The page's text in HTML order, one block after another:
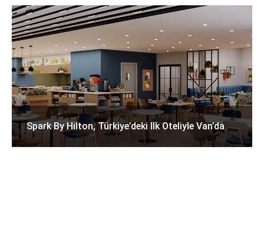
Spark By Hilton, Türkiye’deki Ilk Oteliyle Van’da